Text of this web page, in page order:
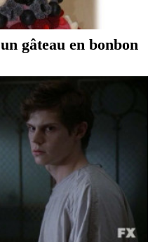
gâteau en bonbon